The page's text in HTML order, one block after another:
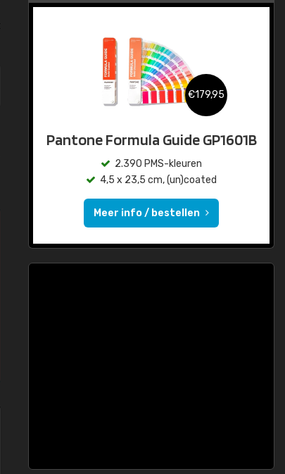
€179,95
Pantone Formula Guide GP1601B
2.390 PMS-kleuren
4,5 x 23,5 cm, (un)coated
Meer info / bestellen